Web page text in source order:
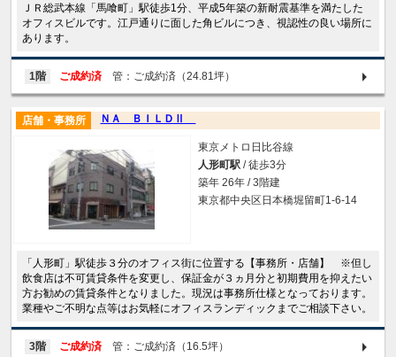
ＪＲ総武本線「馬喰町」駅徒歩1分、平成5年築の新耐震基準を満たした
オフィスビルです。江戸通りに面した角ビルにつき、視認性の良い場所に
あります。
1階 ご成約済 管：ご成約済（24.81坪）
ＮＡ ＢＩＬＤⅡ
店舗・事務所
東京メトロ日比谷線
人形町駅 / 徒歩3分
築年 26年 / 3階建
東京都中央区日本橋堀留町1-6-14
「人形町」駅徒歩３分のオフィス街に位置する【事務所・店舗】 ※但し
飲食店は不可賃貸条件を変更し、保証金が３ヵ月分と初期費用を抑えたい
方お勧めの賃貸条件となりました。現況は事務所仕様となっております。
業種やご不明な点等はお気軽にオフィスランディックまでご相談下さい。
3階 ご成約済 管：ご成約済（16.5坪）